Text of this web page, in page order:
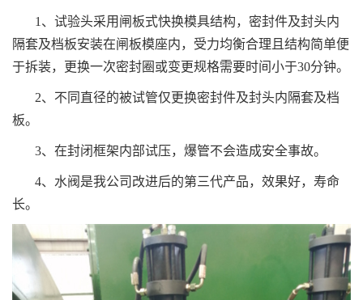
1、试验头采用闸板式快换模具结构，密封件及封头内
隔套及档板安装在闸板模座内，受力均衡合理且结构简单便
于拆装，更换一次密封圈或变更规格需要时间小于30分钟。
2、不同直径的被试管仅更换密封件及封头内隔套及档
板。
3、在封闭框架内部试压，爆管不会造成安全事故。
4、水阀是我公司改进后的第三代产品，效果好，寿命
长。